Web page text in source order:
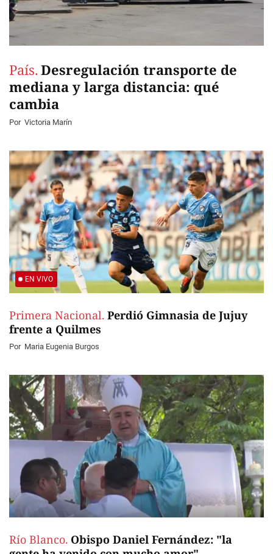
País. Desregulación transporte de
mediana y larga distancia: qué
cambia
Por Victoria Marín
EN VIVO
Primera Nacional. Perdió Gimnasia de Jujuy
frente a Quilmes
Por Maria Eugenia Burgos
Río Blanco. Obispo Daniel Fernández: "la